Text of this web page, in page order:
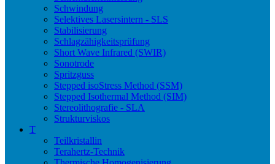
Schwindung
Selektives Lasersintern - SLS
Stabilisierung
Schlagzähigkeitsprüfung
Short Wave Infrared (SWIR)
Sonotrode
Spritzguss
Stepped isoStress Method (SSM)
Stepped Isothermal Method (SIM)
Stereolithografie - SLA
Strukturviskos
T
Teilkristallin
Terahertz-Technik